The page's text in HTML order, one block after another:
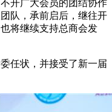
开广大会员的团结协作
队，承前启后，继往开
将继续支持总商会发
任状，并接受了新一届